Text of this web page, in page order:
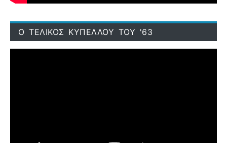
Ο ΤΕΛΙΚΟΣ ΚΥΠΕΛΛΟΥ ΤΟΥ '63